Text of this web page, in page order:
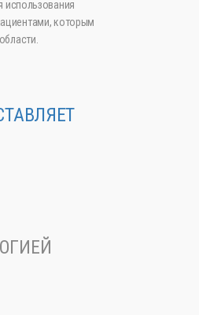
использования
которым